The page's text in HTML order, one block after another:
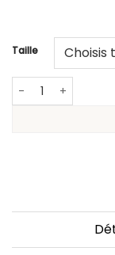
Taille
quantité de Robe